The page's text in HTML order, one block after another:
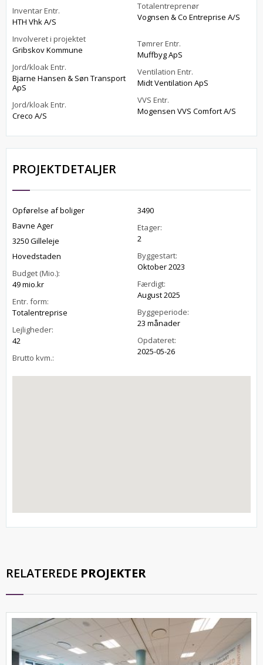
Inventar Entr.
HTH Vhk A/S
Involveret i projektet
Gribskov Kommune
Jord/kloak Entr.
Bjarne Hansen & Søn Transport
ApS
Jord/kloak Entr.
Creco A/S
Totalentreprenør
Vognsen & Co Entreprise A/S
Tømrer Entr.
Muffbyg ApS
Ventilation Entr.
Midt Ventilation ApS
VVS Entr.
Mogensen VVS Comfort A/S
PROJEKTDETALJER
Opførelse af boliger
Bavne Ager
3250 Gilleleje
Hovedstaden
Budget (Mio.):
49 mio.kr
Entr. form:
Totalentreprise
Lejligheder:
42
Brutto kvm.:
3490
Etager:
2
Byggestart:
Oktober 2023
Færdigt:
August 2025
Byggeperiode:
23 månader
Opdateret:
2025-05-26
RELATEREDE PROJEKTER